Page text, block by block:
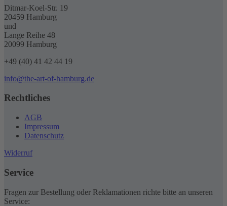
Ditmar-Koel-Str. 19
20459 Hamburg
und
Lange Reihe 48
20099 Hamburg
+49 (40) 41 42 44 19
info@the-art-of-hamburg.de
Rechtliches
AGB
Impressum
Datenschutz
Widerruf
Service
Fragen zur Bestellung oder Reklamationen richte bitte an unseren
Service: